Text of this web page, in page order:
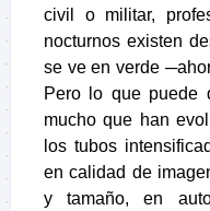
civil o militar,
nocturnos existen
se ve en verde
Pero lo que puede
mucho que han
los tubos
en calidad de
y tamaño, en